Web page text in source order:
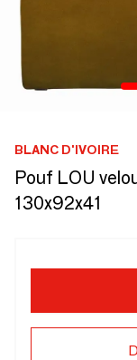
BLANC D'IVOIRE
Pouf LOU
130x92x41